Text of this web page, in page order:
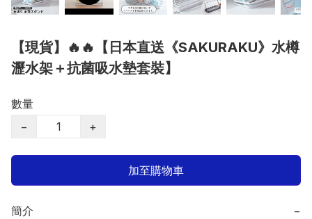
【現貨】🔥🔥【日本直送《SAKURAKU》水樽
瀝水架＋抗菌吸水墊套裝】
數量
−
+
加至購物車
簡介 −